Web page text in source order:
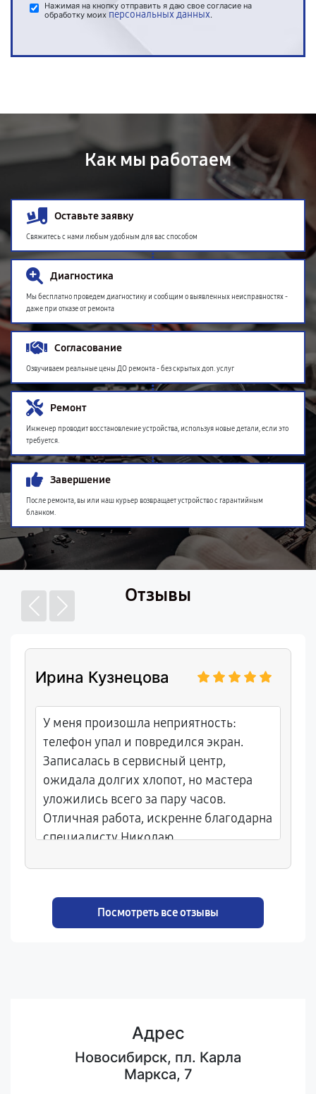
Нажимая на кнопку отправить я даю свое согласие на
обработку моих персональных данных.
Как мы работаем
Оставьте заявку
Свяжитесь с нами любым удобным для вас способом
Диагностика
Мы бесплатно проведем диагностику и сообщим о выявленных неисправностях -
даже при отказе от ремонта
Согласование
Озвучиваем реальные цены ДО ремонта - без скрытых доп. услуг
Ремонт
Инженер проводит восстановление устройства, используя новые детали, если это
требуется.
Завершение
После ремонта, вы или наш курьер возвращает устройство с гарантийным
бланком.
Отзывы
Ирина Кузнецова
У меня произошла неприятность:
телефон упал и повредился экран.
Записалась в сервисный центр,
ожидала долгих хлопот, но мастера
уложились всего за пару часов.
Отличная работа, искренне благодарна
специалисту Николаю.
Посмотреть все отзывы
Адрес
Новосибирск, пл. Карла
Маркса, 7